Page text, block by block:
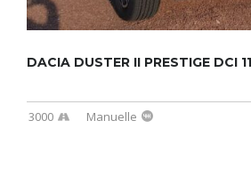
3000 Manuelle